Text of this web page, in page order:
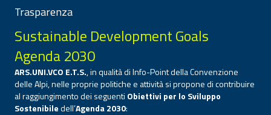
Trasparenza
Sustainable Development Goals
Agenda 2030
ARS.UNI.VCO E.T.S., in qualità di Info-Point della Convenzione
delle Alpi, nelle proprie politiche e attività si propone di contribuire
al raggiungimento dei seguenti Obiettivi per lo Sviluppo
Sostenibiledell’Agenda 2030: